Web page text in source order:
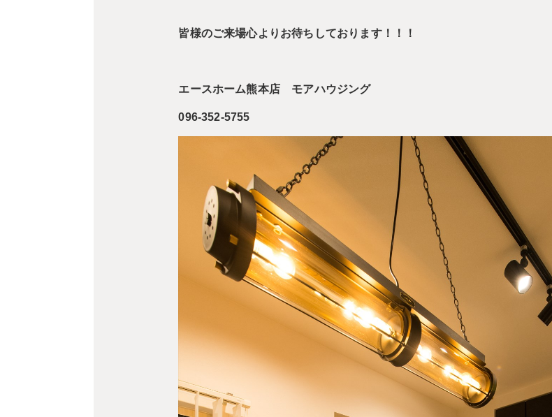
皆様のご来場心よりお待ちしております！！！
エースホーム熊本店 モアハウジング
096-352-5755